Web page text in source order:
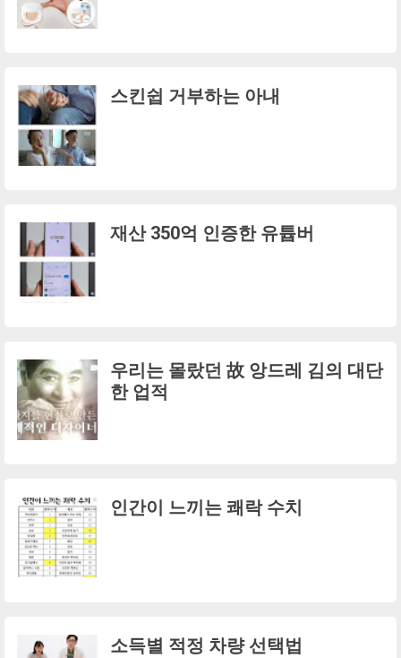
스킨쉽 거부하는 아내
재산 350억 인증한 유튭버
우리는 몰랐던 故 앙드레 김의 대단
한 업적
인간이 느끼는 쾌락 수치
소득별 적정 차량 선택법